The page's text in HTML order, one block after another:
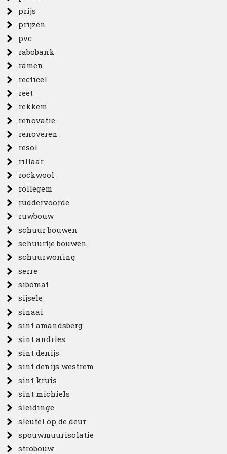
prijs
prijzen
pvc
rabobank
ramen
recticel
reet
rekkem
renovatie
renoveren
resol
rillaar
rockwool
rollegem
ruddervoorde
ruwbouw
schuur bouwen
schuurtje bouwen
schuurwoning
serre
sibomat
sijsele
sinaai
sint amandsberg
sint andries
sint denijs
sint denijs westrem
sint kruis
sint michiels
sleidinge
sleutel op de deur
spouwmuurisolatie
strobouw